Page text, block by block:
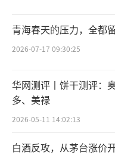
四川水井坊股份有限公
品牌建设方面
青海春天的压力，全都
2026-07-17 09:30:25
华网测评丨饼干测评：
多、美禄
2026-05-11 14:02:13
白酒反攻，从茅台涨价